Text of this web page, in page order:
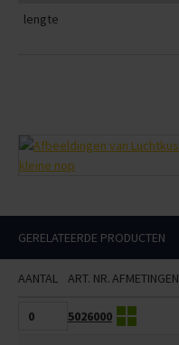
lengte
GERELATEERDE PRODUCTEN
AANTAL ART. NR.AFMETINGEN
5026000